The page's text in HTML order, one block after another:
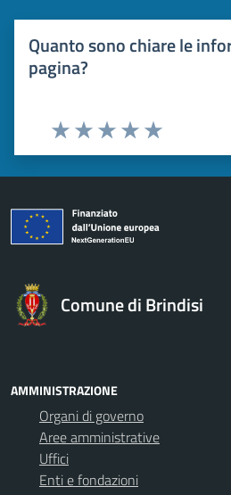
Quanto sono chiare le
pagina?
Valuta 5
Valuta 4 stelle su
Valuta 3 stelle su 5
Valuta 2 stelle su 5
Valuta 1 stelle su 5
Comune di Brindisi
AMMINISTRAZIONE
Organi di governo
Aree amministrative
Uffici
Enti e fondazioni